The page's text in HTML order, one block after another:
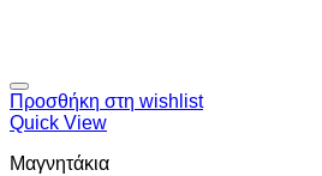
Προσθήκη στη wishlist
Quick View
Μαγνητάκια